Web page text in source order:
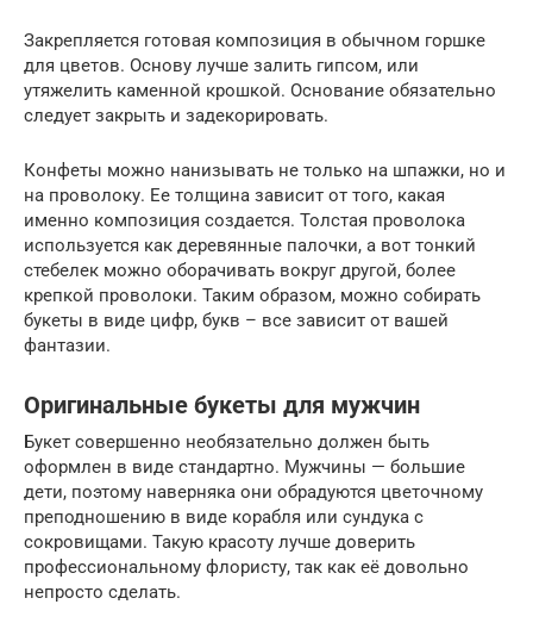
Закрепляется готовая композиция в обычном горшке
для цветов. Основу лучше залить гипсом, или
утяжелить каменной крошкой. Основание обязательно
следует закрыть и задекорировать.
Конфеты можно нанизывать не только на шпажки, но и
на проволоку. Ее толщина зависит от того, какая
именно композиция создается. Толстая проволока
используется как деревянные палочки, а вот тонкий
стебелек можно оборачивать вокруг другой, более
крепкой проволоки. Таким образом, можно собирать
букеты в виде цифр, букв – все зависит от вашей
фантазии.
Оригинальные букеты для мужчин
Букет совершенно необязательно должен быть
оформлен в виде стандартно. Мужчины — большие
дети, поэтому наверняка они обрадуются цветочному
преподношению в виде корабля или сундука с
сокровищами. Такую красоту лучше доверить
профессиональному флористу, так как её довольно
непросто сделать.